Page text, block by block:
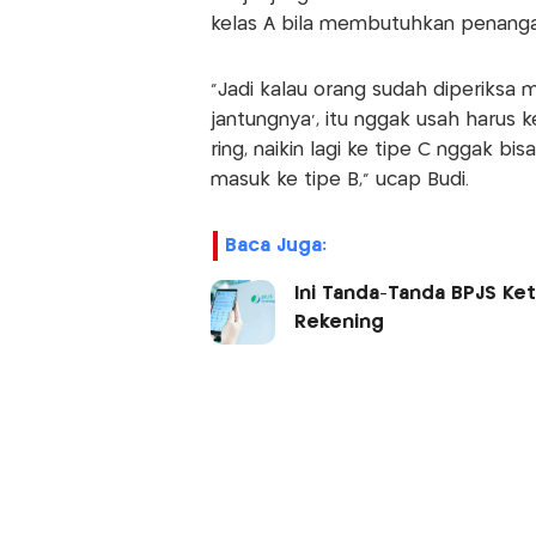
kelas A bila membutuhkan
"Jadi kalau orang sudah diperiksa
jantungnya', itu nggak usah harus
ring, naikin lagi ke tipe C nggak
masuk ke tipe B," ucap Budi.
Baca Juga:
Ini Tanda-Tanda BPJS
Rekening